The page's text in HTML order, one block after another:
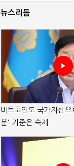
뉴스리듬
비트코인도 국가자산으
분' 기준은 숙제